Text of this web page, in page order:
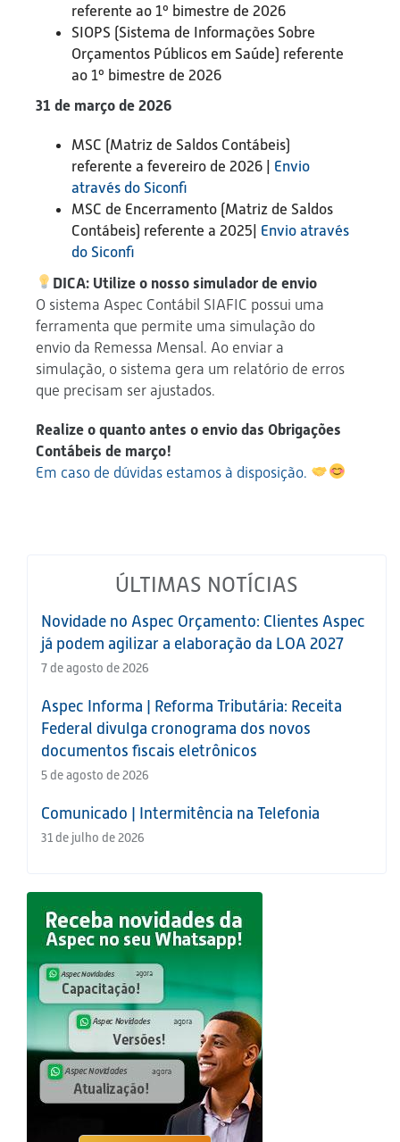
referente ao 1º bimestre de 2026
SIOPS (Sistema de Informações Sobre
Orçamentos Públicos em Saúde) referente
ao 1º bimestre de 2026
31 de março de 2026
MSC (Matriz de Saldos Contábeis)
referente a fevereiro de 2026 | Envio
através do Siconfi
MSC de Encerramento (Matriz de Saldos
Contábeis) referente a 2025| Envio através
do Siconfi
DICA: Utilize o nosso simulador de envio
O sistema Aspec Contábil SIAFIC possui uma
ferramenta que permite uma simulação do
envio da Remessa Mensal. Ao enviar a
simulação, o sistema gera um relatório de erros
que precisam ser ajustados.
Realize o quanto antes o envio das Obrigações
Contábeis de março!
Em caso de dúvidas estamos à disposição.
ÚLTIMAS NOTÍCIAS
Novidade no Aspec Orçamento: Clientes Aspec
já podem agilizar a elaboração da LOA 2027
7 de agosto de 2026
Aspec Informa | Reforma Tributária: Receita
Federal divulga cronograma dos novos
documentos fiscais eletrônicos
5 de agosto de 2026
Comunicado | Intermitência na Telefonia
31 de julho de 2026